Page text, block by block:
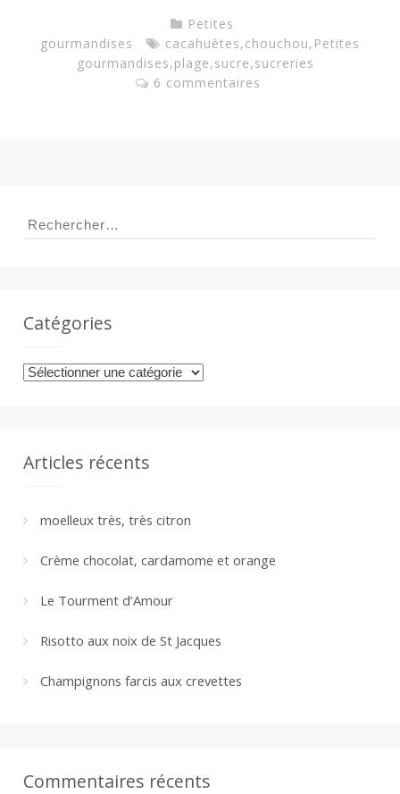
Petites
gourmandises
cacahuètes,chouchou, Petites
gourmandises,plage,sucre,sucreries
6 commentaires
Rechercher :
Catégories
Catégories
Articles récents
moelleux très, très citron
Crème chocolat, cardamome et orange
Le Tourment d’Amour
Risotto aux noix de St Jacques
Champignons farcis aux crevettes
Commentaires récents